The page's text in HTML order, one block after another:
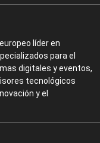
líder en
para el
digitales y eventos,
tecnológicos
y el